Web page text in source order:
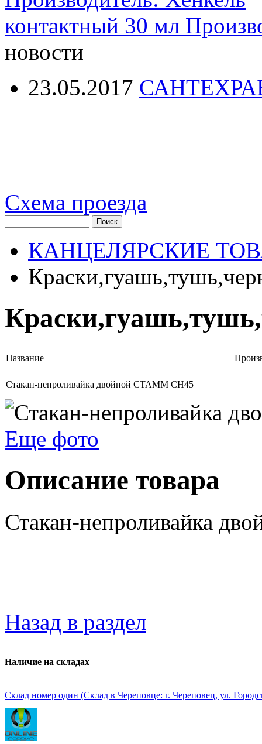
контактный 30 мл
новости
23.05.2017
Схема проезда
КАНЦЕЛЯРСКИЕ
Название
Стакан-непроливайка двойной СТАММ СН45
Еще фото
Описание товара
Стакан-непроливайка
Назад в раздел
Наличие на складах
Склад номер один (Склад в Череповце: г. Череповец, ул.